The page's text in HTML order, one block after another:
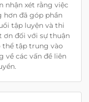
nhận xét rằng việc
hơn đã góp phần
tập luyện và thi
ơn đối với sự thuận
thể tập trung vào
về các vấn đề liên